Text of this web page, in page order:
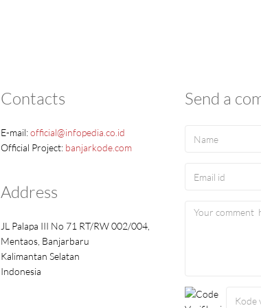
Contacts
E-mail:official@infopedia.co.id
Official Project: banjarkode.com
Address
JL Palapa III No 71 RT/RW 002/004,
Mentaos, Banjarbaru
Kalimantan Selatan
Indonesia
Send a